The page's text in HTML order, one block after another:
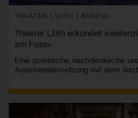
THEATER LILITH | SÜDPOL
Theater Lilith erkundet
am Fuss»
Eine poetische, nachdenkliche
Auseinandersetzung mit dem